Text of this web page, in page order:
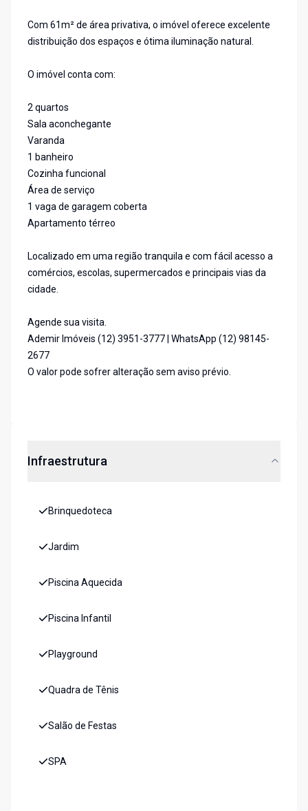
Com 61m² de área privativa, o imóvel oferece excelente
distribuição dos espaços e ótima iluminação natural.
O imóvel conta com:
2 quartos
Sala aconchegante
Varanda
1 banheiro
Cozinha funcional
Área de serviço
1 vaga de garagem coberta
Apartamento térreo
Localizado em uma região tranquila e com fácil acesso a
comércios, escolas, supermercados e principais vias da
cidade.
Agende sua visita.
Ademir Imóveis (12) 3951-3777 | WhatsApp (12) 98145-
2677
O valor pode sofrer alteração sem aviso prévio.
Infraestrutura
Brinquedoteca
Jardim
Piscina Aquecida
Piscina Infantil
Playground
Quadra de Tênis
Salão de Festas
SPA